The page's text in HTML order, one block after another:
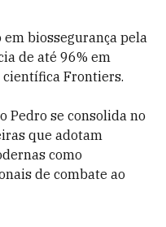
biossegurança pela
de até 96% em
Frontiers.
Pedro se consolida no
que adotam
como
de combate ao